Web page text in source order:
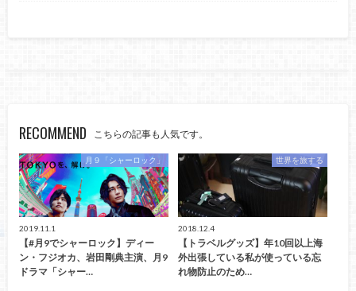
RECOMMEND こちらの記事も人気です。
月９「シャーロック」
2019.11.1
【#月9でシャーロック】ディー
ン・フジオカ、岩田剛典主演、月9
ドラマ「シャー…
世界を旅する
2018.12.4
【トラベルグッズ】年10回以上海
外出張している私が使っている忘
れ物防止のため…